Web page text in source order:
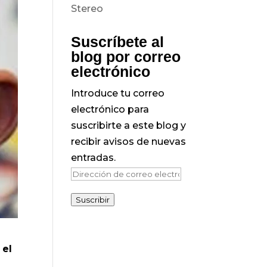
el
Suscríbete al
blog por correo
electrónico
Introduce tu correo
electrónico para
suscribirte a este blog y
recibir avisos de nuevas
entradas.
Dirección
correo
Suscribir